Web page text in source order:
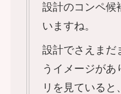
設計のコンペ候
いますね。
設計でさえまだ
うイメージがあ
リを見ている